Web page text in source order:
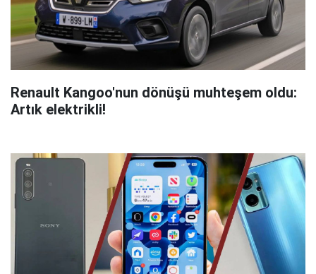
Renault Kangoo'nun dönüşü muhteşem oldu:
Artık elektrikli!